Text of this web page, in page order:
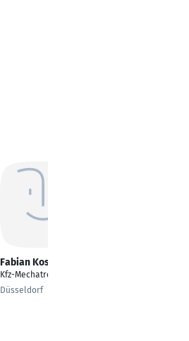
Fabian Kostkowski
Kfz-Mechatroniker
Düsseldorf